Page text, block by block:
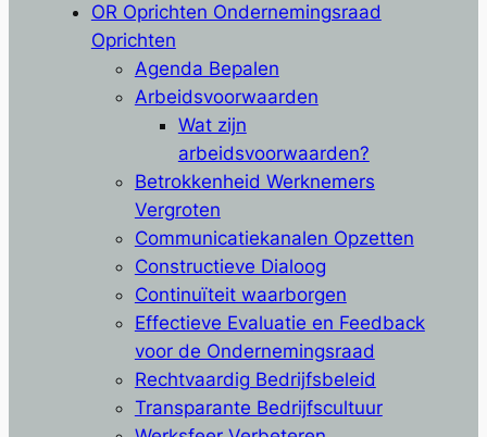
OR Oprichten Ondernemingsraad
Oprichten
Agenda Bepalen
Arbeidsvoorwaarden
Wat zijn
arbeidsvoorwaarden?
Betrokkenheid Werknemers
Vergroten
Communicatiekanalen Opzetten
Constructieve Dialoog
Continuïteit waarborgen
Effectieve Evaluatie en Feedback
voor de Ondernemingsraad
Rechtvaardig Bedrijfsbeleid
Transparante Bedrijfscultuur